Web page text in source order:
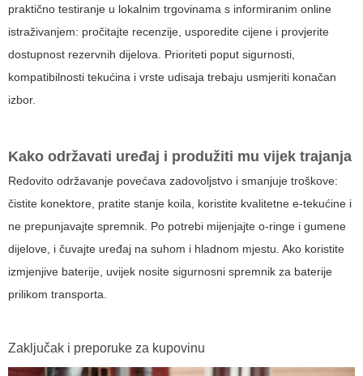
praktično testiranje u lokalnim trgovinama s informiranim online
istraživanjem: pročitajte recenzije, usporedite cijene i provjerite
dostupnost rezervnih dijelova. Prioriteti poput sigurnosti,
kompatibilnosti tekućina i vrste udisaja trebaju usmjeriti konačan
izbor.
Kako održavati uređaj i produžiti mu vijek trajanja
Redovito održavanje povećava zadovoljstvo i smanjuje troškove:
čistite konektore, pratite stanje koila, koristite kvalitetne e-tekućine i
ne prepunjavajte spremnik. Po potrebi mijenjajte o-ringe i gumene
dijelove, i čuvajte uređaj na suhom i hladnom mjestu. Ako koristite
izmjenjive baterije, uvijek nosite sigurnosni spremnik za baterije
prilikom transporta.
Zaključak i preporuke za kupovinu